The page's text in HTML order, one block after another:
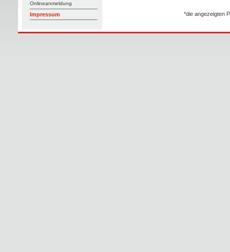
Onlineanmeldung
Impressum *die angezeigten